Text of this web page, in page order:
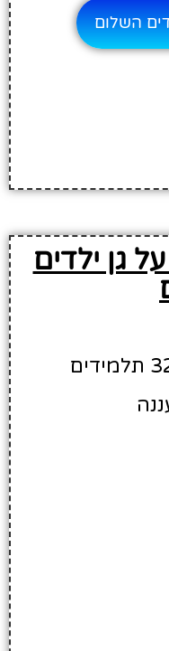
השלום
גן ילדים